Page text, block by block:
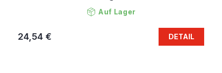
Auf Lager
24,54 € DETAIL